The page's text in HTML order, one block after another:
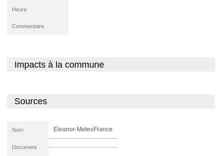
Heure
Commentaire
Impacts à la commune
Sources
Nom
Document
Eleanor-MeteoFrance